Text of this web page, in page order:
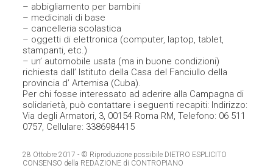
– abbigliamento per bambini
– medicinali di base
– cancelleria scolastica
– oggetti di elettronica (computer, laptop, tablet,
stampanti, etc.)
– un’ automobile usata (ma in buone condizioni)
richiesta dall’ Istituto della Casa del Fanciullo della
provincia d’ Artemisa (Cuba).
Per chi fosse interessato ad aderire alla Campagna di
solidarietà, può contattare i seguenti recapiti: Indirizzo:
Via degli Armatori, 3, 00154 Roma RM, Telefono: 06 511
0757, Cellulare: 3386984415
28 Ottobre 2017 - © Riproduzione possibile DIETRO ESPLICITO
CONSENSO della REDAZIONE di CONTROPIANO